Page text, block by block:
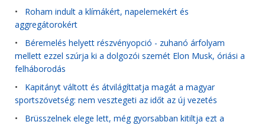
• Roham indult a klímákért, napelemekért és
aggregátorokért
• Béremelés helyett részvényopció - zuhanó árfolyam
mellett ezzel szúrja ki a dolgozói szemét Elon Musk, óriási a
felháborodás
• Kapitányt váltott és átvilágíttatja magát a magyar
sportszövetség: nem vesztegeti az időt az új vezetés
• Brüsszelnek elege lett, még gyorsabban kitiltja ezt a